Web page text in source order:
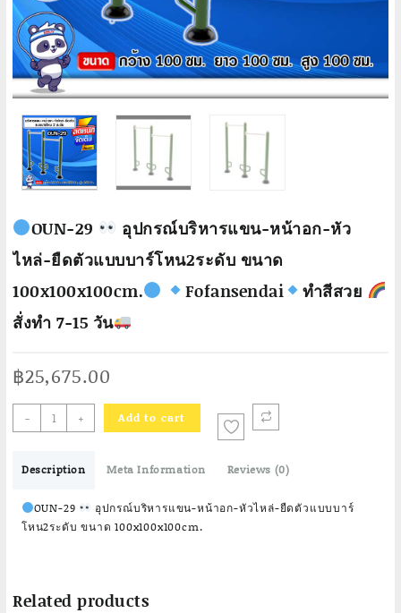
OUN-29
อุปกรณ์บริหารแขน-หน้าอก-หัว
ไหล่-ยืดตัวแบบบาร์โหน2ระดับ ขนาด
100x100x100cm.
Fofansendai
ทำสีสวย
สั่งทำ 7-15 วัน
฿25,675.00
-
OUN-
บริหาร
แขน-
ยืด
+ Add to cart
Description Meta Information Reviews (0)
OUN-29
อุปกรณ์บริหารแขน-หน้าอก-หัวไหล่-ยืดตัวแบบบาร์
โหน2ระดับ ขนาด 100x100x100cm.
Related products